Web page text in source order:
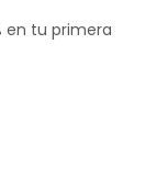
en tu primera